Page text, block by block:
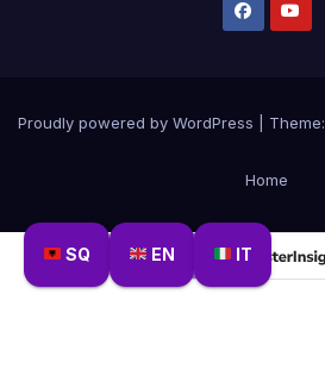
SQ EN IT
Proudly powered by WordPress Theme:
Home